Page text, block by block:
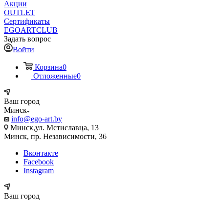
Акции
OUTLET
Сертификаты
EGOARTCLUB
Задать вопрос
Войти
Корзина0
Отложенные0
Ваш город
Минск
info@ego-art.by
Минск,ул. Мстиславца, 13
Минск, пр. Независимости, 36
Вконтакте
Facebook
Instagram
Ваш город